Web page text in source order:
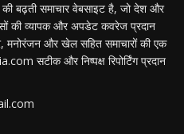
की बढ़ती समाचार वेबसाइट है, जो देश और
की व्यापक और अपडेट कवरेज प्रदान
मनोरंजन और खेल सहित समाचारों की एक
सटीक और निष्पक्ष रिपोर्टिंग प्रदान